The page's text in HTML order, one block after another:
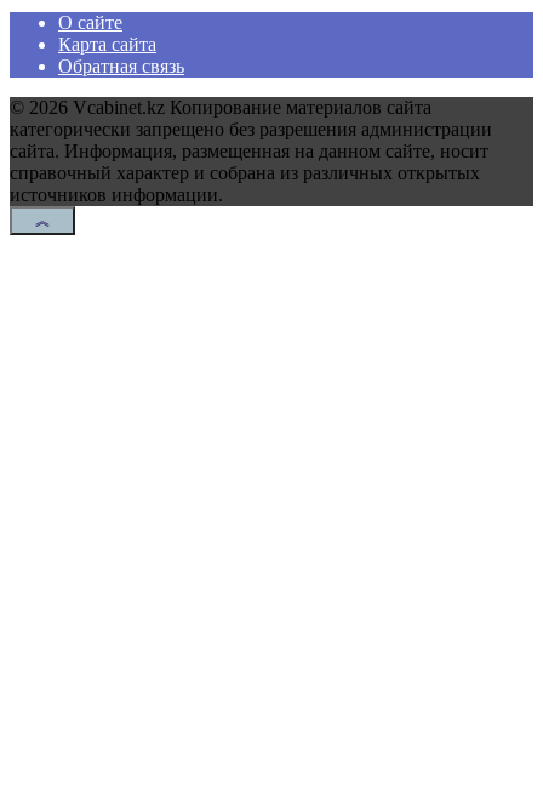
О сайте
Карта сайта
Обратная связь
© 2026 Vcabinet.kz Копирование материалов сайта
категорически запрещено без разрешения администрации
сайта. Информация, размещенная на данном сайте, носит
справочный характер и собрана из различных открытых
источников информации.